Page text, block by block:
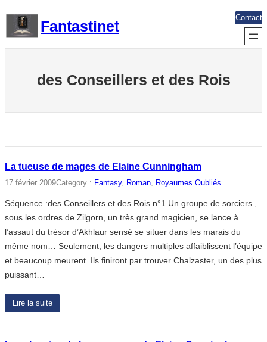
contenu
Fantastinet
Contact
des Conseillers et des Rois
La tueuse de mages de Elaine Cunningham
17 février 2009Category : Fantasy, Roman, Royaumes Oubliés
Séquence :des Conseillers et des Rois n°1 Un groupe de sorciers ,
sous les ordres de Zilgorn, un très grand magicien, se lance à
l’assaut du trésor d’Akhlaur sensé se situer dans les marais du
même nom… Seulement, les dangers multiples affaiblissent l’équipe
et beaucoup meurent. Ils finiront par trouver Chalzaster, un des plus
puissant…
Lire la suite